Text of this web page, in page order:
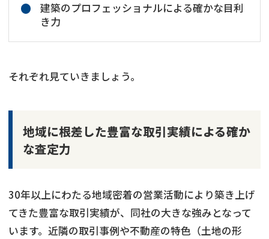
建築のプロフェッショナルによる確かな目利
き力
それぞれ見ていきましょう。
地域に根差した豊富な取引実績による確か
な査定力
30年以上にわたる地域密着の営業活動により築き上げ
てきた豊富な取引実績が、同社の大きな強みとなって
います。近隣の取引事例や不動産の特色（土地の形